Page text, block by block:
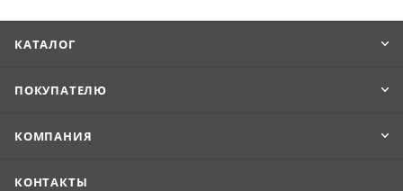
КАТАЛОГ
ПОКУПАТЕЛЮ
КОМПАНИЯ
КОНТАКТЫ